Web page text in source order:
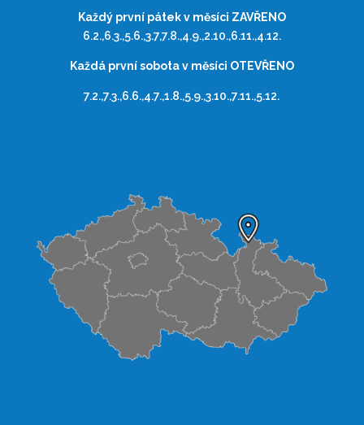
Každý první pátek v měsíci ZAVŘENO
6.2.,6.3.,5.6.,3.7,7.8.,4.9.,2.10.,6.11.,4.12.
Každá první sobota v měsíci OTEVŘENO
7.2.,7.3.,6.6.,4.7.,1.8.,5.9.,3.10.,7.11.,5.12.